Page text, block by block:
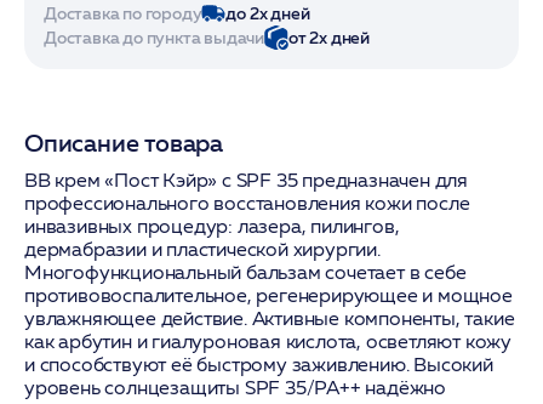
Доставка по городу
до 2х дней
Доставка до пункта выдачи
от 2х дней
Описание товара
BB крем «Пост Кэйр» с SPF 35 предназначен для
профессионального восстановления кожи после
инвазивных процедур: лазера, пилингов,
дермабразии и пластической хирургии.
Многофункциональный бальзам сочетает в себе
противовоспалительное, регенерирующее и мощное
увлажняющее действие. Активные компоненты, такие
как арбутин и гиалуроновая кислота, осветляют кожу
и способствуют её быстрому заживлению. Высокий
уровень солнцезащиты SPF 35/PA++ надёжно